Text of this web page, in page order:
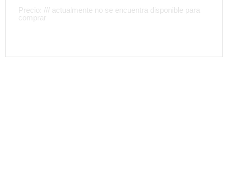
Precio : /// actualmente no se encuentra disponible para
comprar